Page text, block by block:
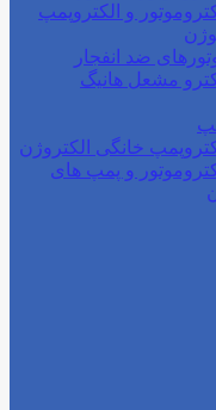
و الکتروپمپ
ضد انفجار
مشعل هانیگ
خانگی الکتروژن
و پمپ های